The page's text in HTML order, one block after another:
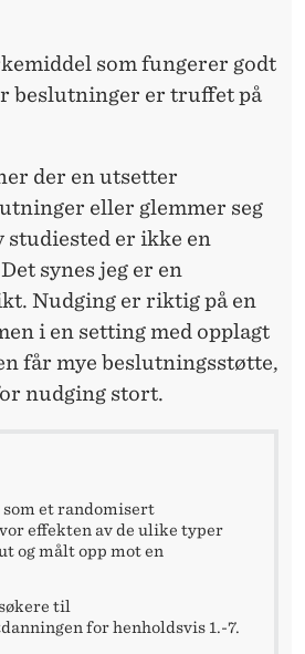
som fungerer godt
beslutninger er truffet på
der en utsetter
eller glemmer seg
studiested er ikke en
synes jeg er en
Nudging er riktig på en
i en setting med opplagt
får mye beslutningsstøtte,
nudging stort.
et randomisert
effekten av de ulike typer
og målt opp mot en
til
for henholdsvis 1.-7.